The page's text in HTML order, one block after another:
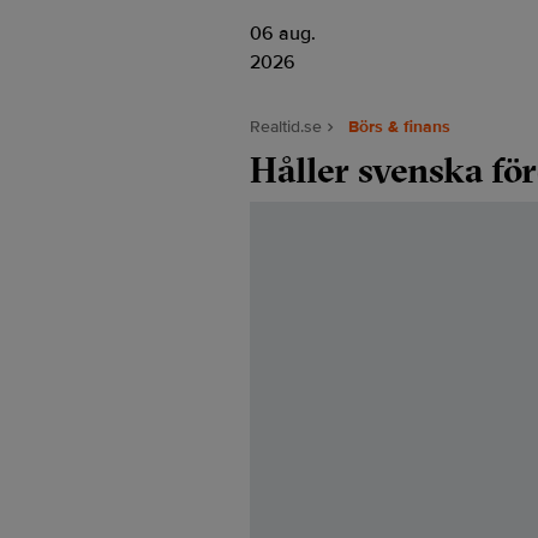
06 aug.
2026
Realtid.se Börs & finans
Håller svenska